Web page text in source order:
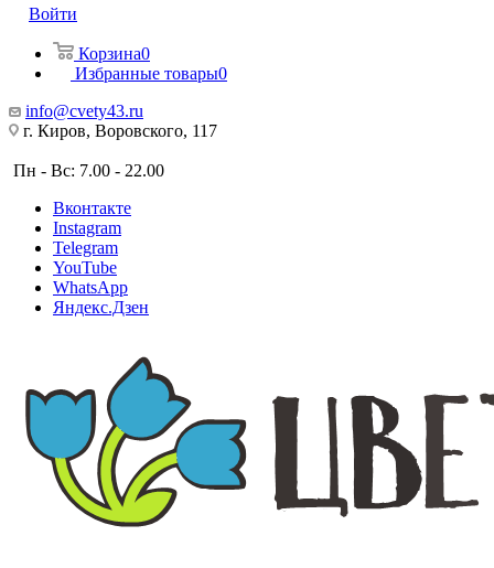
Войти
Корзина0
Избранные товары0
info@cvety43.ru
г. Киров, Воровского, 117
Пн - Вс: 7.00 - 22.00
Вконтакте
Instagram
Telegram
YouTube
WhatsApp
Яндекс.Дзен